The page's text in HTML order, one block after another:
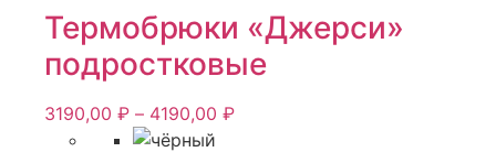
имеет
несколько
вариаций.
можно
Термобрюки «Джерси»
подростковые
3190,00 ₽ – 4190,00 ₽Диапазон